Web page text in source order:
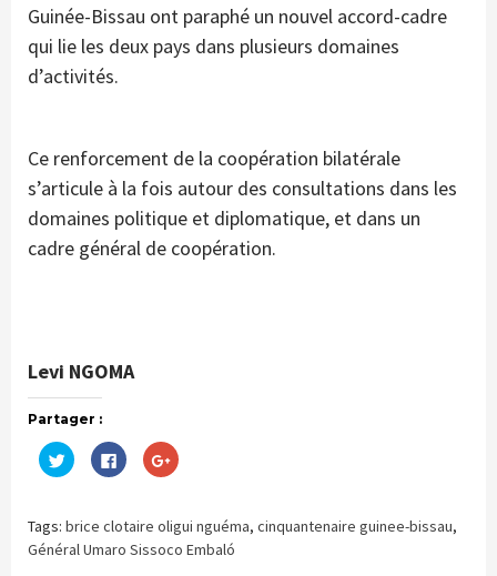
Guinée-Bissau ont paraphé un nouvel accord-cadre
qui lie les deux pays dans plusieurs domaines
d’activités.
Ce renforcement de la coopération bilatérale
s’articule à la fois autour des consultations dans les
domaines politique et diplomatique, et dans un
cadre général de coopération.
Levi NGOMA
Partager :
Cliquez
pour
partager
dans
une
nouvelle
Cliquez
pour
partager
dans
une
nouvelle
Cliquez
pour
(ouvre
dans
une
Tags: brice clotaire oligui nguéma, cinquantenaire guinee-bissau,
Général Umaro Sissoco Embaló